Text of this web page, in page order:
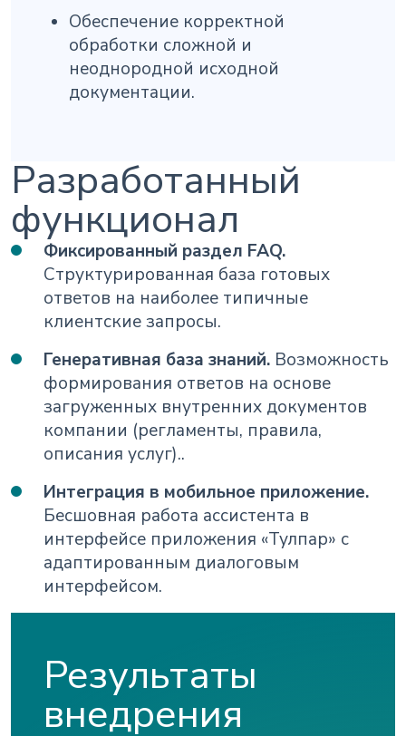
Обеспечение корректной
обработки сложной и
неоднородной исходной
документации.
Разработанный
функционал
Фиксированный раздел FAQ.
Структурированная база готовых
ответов на наиболее типичные
клиентские запросы.
Генеративная база знаний.Возможность
формирования ответов на основе
загруженных внутренних документов
компании (регламенты, правила,
описания услуг)..
Интеграция в мобильное приложение.
Бесшовная работа ассистента в
интерфейсе приложения «Тулпар» с
адаптированным диалоговым
интерфейсом.
Результаты
внедрения